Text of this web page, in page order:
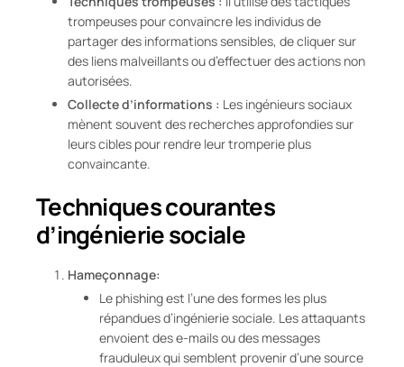
trompeuses pour convaincre les individus de
partager des informations sensibles, de cliquer sur
des liens malveillants ou d’effectuer des actions non
autorisées.
Collecte d’informations : Les ingénieurs sociaux
mènent souvent des recherches approfondies sur
leurs cibles pour rendre leur tromperie plus
convaincante.
Techniques courantes
d’ingénierie sociale
Hameçonnage:
Le phishing est l’une des formes les plus
répandues d’ingénierie sociale. Les attaquants
envoient des e-mails ou des messages
frauduleux qui semblent provenir d’une source